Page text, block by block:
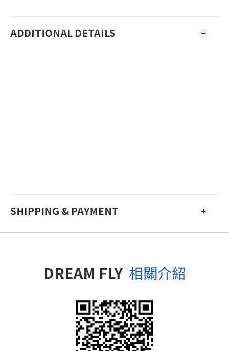
ADDITIONAL DETAILS
SHIPPING & PAYMENT
DREAM FLY 相關介紹